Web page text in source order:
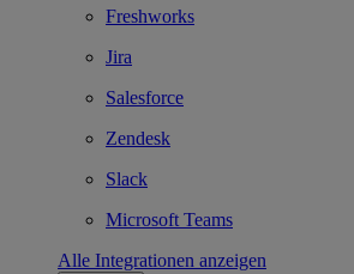
Freshworks
Jira
Salesforce
Zendesk
Slack
Microsoft Teams
Alle Integrationen anzeigen